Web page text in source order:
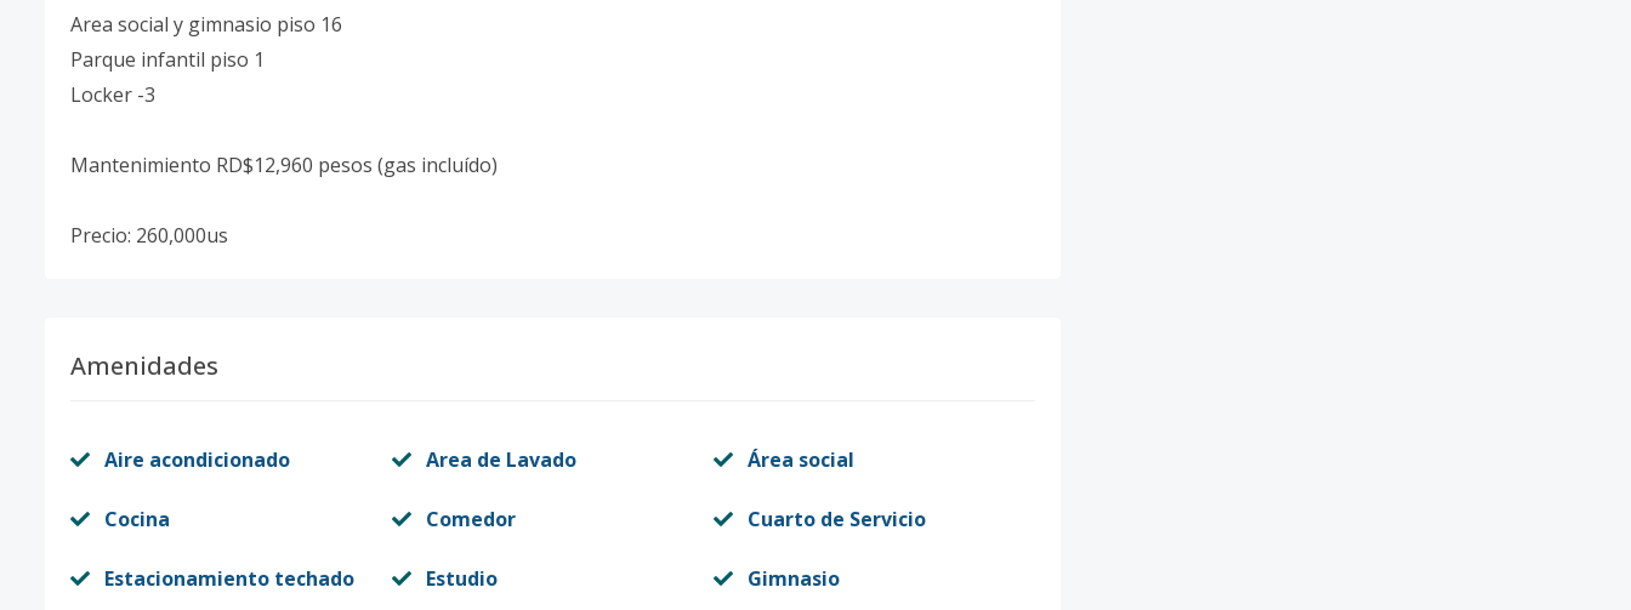
Area social y gimnasio piso 16
Parque infantil piso 1
Locker -3
Mantenimiento RD$12,960 pesos (gas incluído)
Precio: 260,000us
Amenidades
Aire acondicionado Area de Lavado Área social
Cocina Comedor Cuarto de Servicio
Estacionamiento techado Estudio Gimnasio